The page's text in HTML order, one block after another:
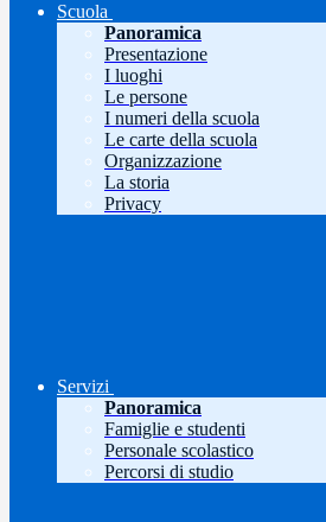
Scuola
Panoramica
Presentazione
I luoghi
Le persone
I numeri della scuola
Le carte della scuola
Organizzazione
La storia
Privacy
Servizi
Panoramica
Famiglie e studenti
Personale scolastico
Percorsi di studio